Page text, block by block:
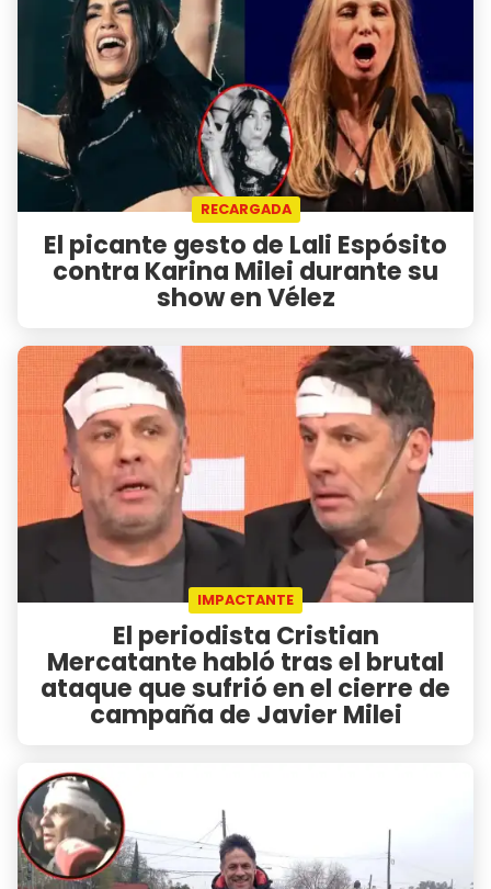
RECARGADA
El picante gesto de Lali Espósito
contra Karina Milei durante su
show en Vélez
IMPACTANTE
El periodista Cristian
Mercatante habló tras el brutal
ataque que sufrió en el cierre de
campaña de Javier Milei